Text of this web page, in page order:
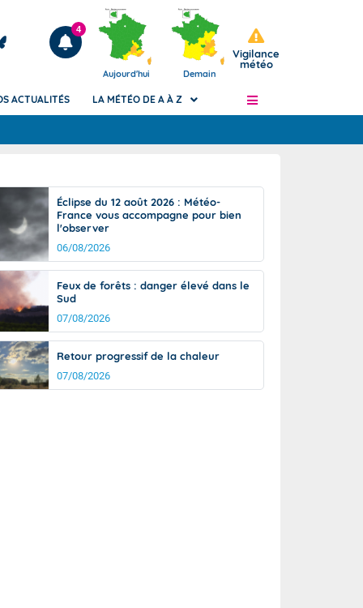
Articles
4
Aujourd'hui Demain
Vigilance
météo
de
Phénomènes dangereux de J+2 à J+7
Avertissement pluies intenses à l'échelle
des communes (Apic)
Bulletins Marine
Bulletins d'estimation du risque
d'avalanche
Météo des forêts
Vigicrues
ACTUALITÉS LA MÉTÉO DE A À Z
Éclipse du 12 août 2026 : Météo-
France vous accompagne pour bien
l'observer
06/08/2026
Feux de forêts : danger élevé dans le
Sud
07/08/2026
Retour progressif de la chaleur
07/08/2026